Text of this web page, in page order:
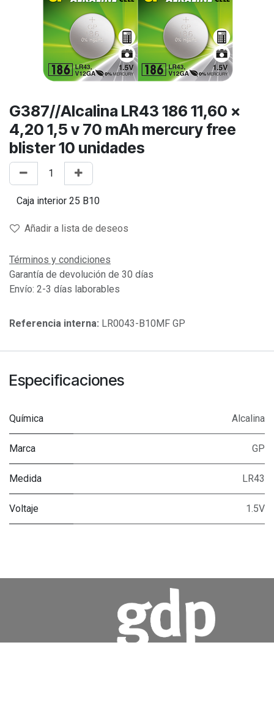
G387//Alcalina LR43 186 11,60 x
4,20 1,5 v 70 mAh mercury free
blister 10 unidades
Añadir a lista de deseos
Términos y condiciones
Garantía de devolución de 30 días
Envío: 2-3 días laborables
Referencia interna: LR0043-B10MF GP
Especificaciones
Química Alcalina
Marca GP
Medida LR43
Voltaje 1.5V